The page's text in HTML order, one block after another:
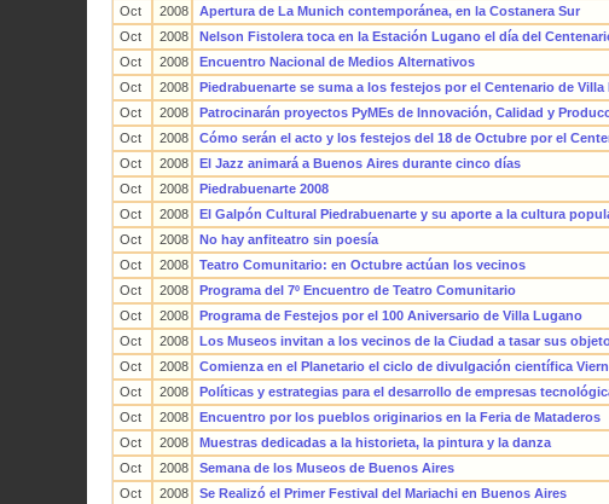
Oct
2008
Apertura de La Munich contemporánea, en la Costanera Sur
Oct
2008
Nelson Fistolera toca en la Estación Lugano el día del
Oct
2008
Encuentro Nacional de Medios Alternativos
Oct
2008
Piedrabuenarte se suma a los festejos por el Centenario de Villa
Oct
2008
Patrocinarán proyectos PyMEs de Innovación, Calidad y
Oct
2008
Cómo serán el acto y los festejos del 18 de Octubre por el
Oct
2008
El Jazz animará a Buenos Aires durante cinco días
Oct
2008
Piedrabuenarte 2008
Oct
2008
El Galpón Cultural Piedrabuenarte y su aporte a la cultura
Oct
2008
No hay anfiteatro sin poesía
Oct
2008
Teatro Comunitario: en Octubre actúan los vecinos
Oct
2008
Programa del 7º Encuentro de Teatro Comunitario
Oct
2008
Programa de Festejos por el 100 Aniversario de Villa Lugano
Oct
2008
Los Museos invitan a los vecinos de la Ciudad a tasar sus
Oct
2008
Comienza en el Planetario el ciclo de divulgación científica
Oct
2008
Políticas y estrategias para el desarrollo de empresas
Oct
2008
Encuentro por los pueblos originarios en la Feria de Mataderos
Oct
2008
Muestras dedicadas a la historieta, la pintura y la danza
Oct
2008
Semana de los Museos de Buenos Aires
Oct
2008
Se Realizó el Primer Festival del Mariachi en Buenos Aires